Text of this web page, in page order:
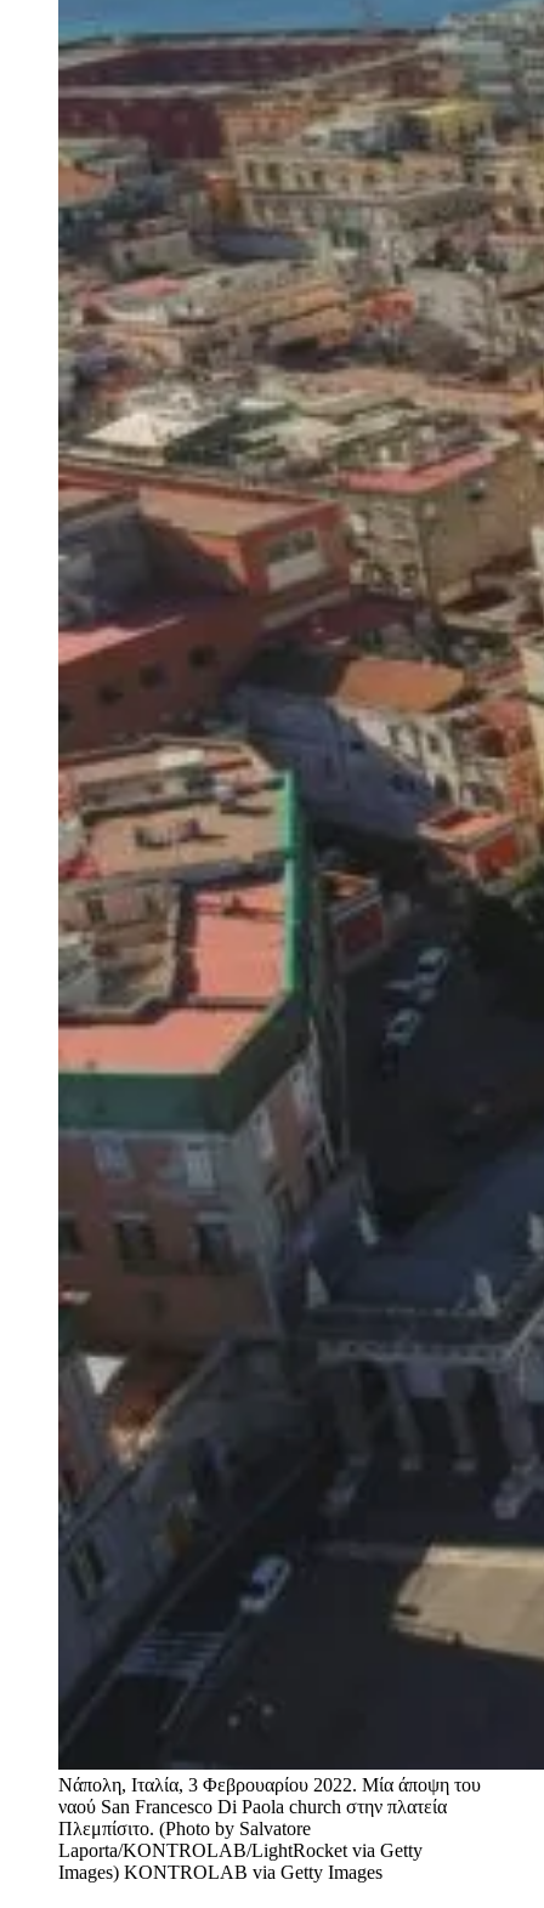
Nάπολη, Ιταλία, 3 Φεβρουαρίου 2022. Μία άποψη του
ναού San Francesco Di Paola church στην πλατεία
Πλεμπίσιτο. (Photo by Salvatore
Laporta/KONTROLAB/LightRocket via Getty
Images) KONTROLAB via Getty Images